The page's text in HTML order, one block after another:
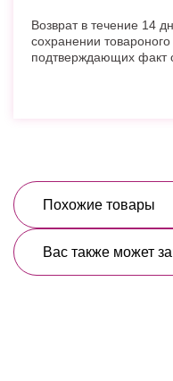
Возврат в течение 14
сохранении
подтверждающих факт
Похожие товары
Вас также может